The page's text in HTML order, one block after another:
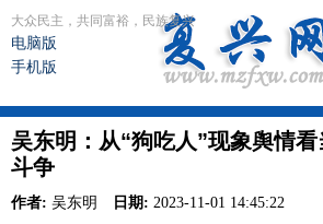
大众民主，共同富裕，民族复兴
电脑版
手机版
吴东明：从“狗吃人”现象舆情
斗争
作者: 吴东明 日期: 2023-11-01 14:45:22